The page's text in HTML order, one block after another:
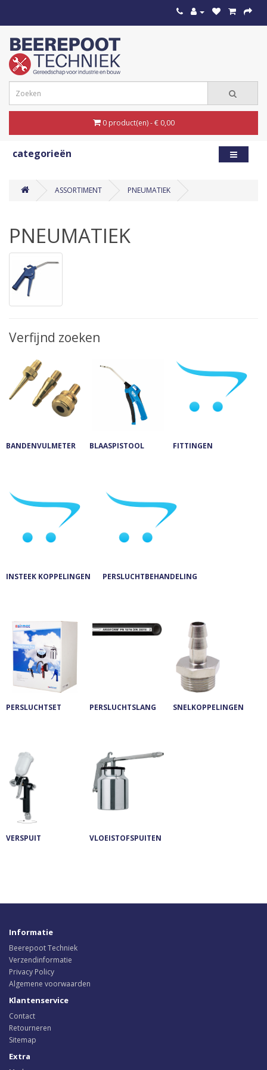
0 product(en) - € 0,00
categorieën
ASSORTIMENT PNEUMATIEK
PNEUMATIEK
Verfijnd zoeken
BANDENVULMETER BLAASPISTOOL FITTINGEN
INSTEEK KOPPELINGEN PERSLUCHTBEHANDELING
PERSLUCHTSET PERSLUCHTSLANG SNELKOPPELINGEN
VERSPUIT VLOEISTOFSPUITEN
Informatie
Beerepoot Techniek
Verzendinformatie
Privacy Policy
Algemene voorwaarden
Klantenservice
Contact
Retourneren
Sitemap
Extra